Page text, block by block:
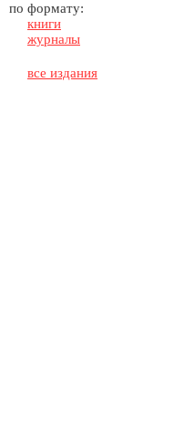
по формату:
книги
журналы
все издания